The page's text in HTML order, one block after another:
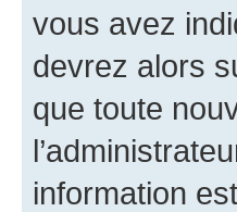
vous avez
devrez alors
que toute
information